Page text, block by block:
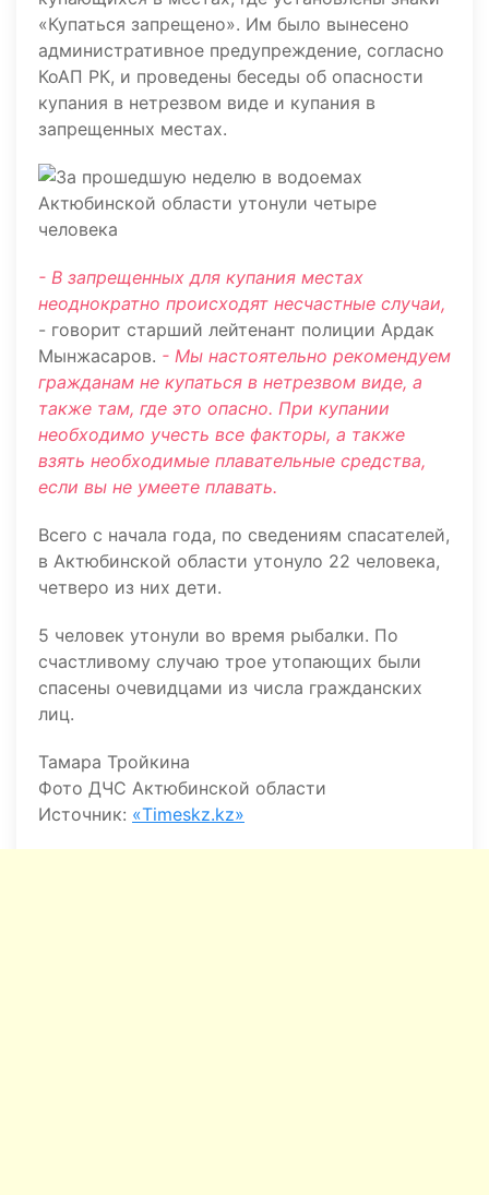
«Купаться запрещено». Им было вынесено
административное предупреждение, согласно
КоАП РК, и проведены беседы об опасности
купания в нетрезвом виде и купания в
запрещенных местах.
- В запрещенных для купания местах
неоднократно происходят несчастные случаи,
- говорит старший лейтенант полиции Ардак
Мынжасаров. - Мы настоятельно рекомендуем
гражданам не купаться в нетрезвом виде, а
также там, где это опасно. При купании
необходимо учесть все факторы, а также
взять необходимые плавательные средства,
если вы не умеете плавать.
Всего с начала года, по сведениям спасателей,
в Актюбинской области утонуло 22 человека,
четверо из них дети.
5 человек утонули во время рыбалки. По
счастливому случаю трое утопающих были
спасены очевидцами из числа гражданских
лиц.
Тамара Тройкина
Фото ДЧС Актюбинской области
Источник: «Timeskz.kz»